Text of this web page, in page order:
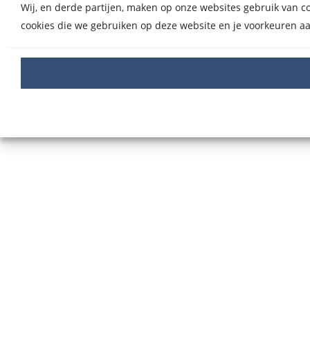
Wij, en derde partijen, maken op onze websites gebruik van
cookies die we gebruiken op deze website en je voorkeuren